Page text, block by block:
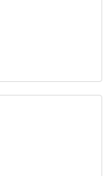
銀花香
它